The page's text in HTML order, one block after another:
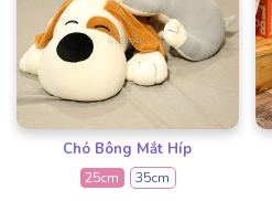
Chó Bông Mắt Híp
25cm 35cm